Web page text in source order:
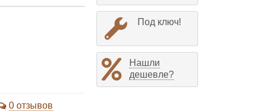
0 отзывов
Под ключ!
Нашли
дешевле?